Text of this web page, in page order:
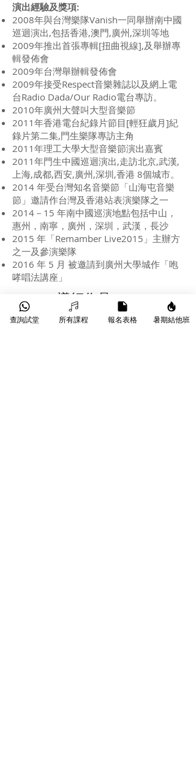
演出經驗及獎項:
2008年與台灣樂隊Vanish一同舉辦南中國
巡迴演出,包括香港,澳門,廣州,深圳等地
2009年推出首張專輯[扭曲視線],及舉辦專
輯發佈會
2009年台灣舉辦輯發佈會
2009年接受Respect音樂雜誌以及網上電
台Radio Dada/Our Radio電台專訪。
2010年廣州大聲叫大型音樂節
2011年香港電台紀錄片節目[輕狂歲月]紀
錄片第二集,門生樂隊專訪主角
2011年理工大學大型音樂節演出嘉賓
2011年門生中國巡迴演出,走訪北京,武漢,
上海,成都,西安,廣州,深圳,香港 8個城市。
2014 年受台灣知名音樂節「山海屯音樂
節」邀請作台灣及香港站表演樂隊之一
2014－15 年南中國巡演地點包括中山，
惠州，南寧，廣州，深圳，武漢，長沙
2015 年「Remamber Live2015」主辦方
之一及參演樂隊
2016 年 5 月 被邀請到廣州大學城作「咆
哮唱法講座」
​導師作品：
查詢試堂 所有課程 報名表格 暑期結他班